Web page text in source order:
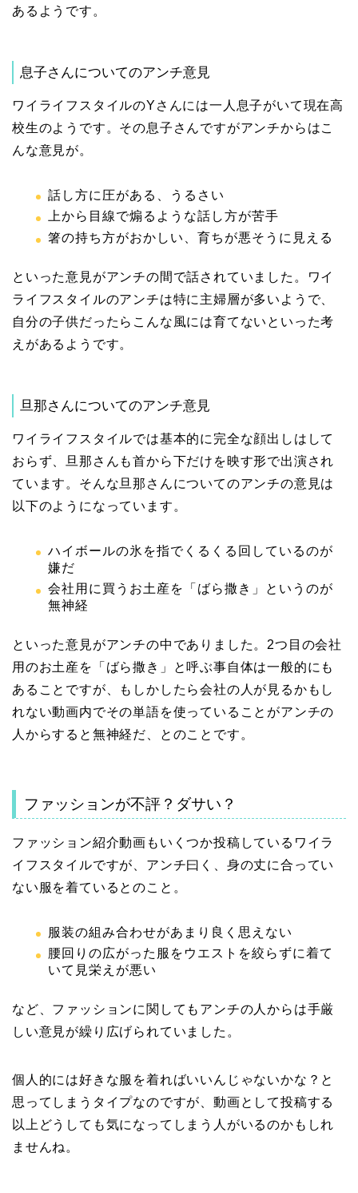
あるようです。
息子さんについてのアンチ意見
ワイライフスタイルのYさんには一人息子がいて現在高
校生のようです。その息子さんですがアンチからはこ
んな意見が。
話し方に圧がある、うるさい
上から目線で煽るような話し方が苦手
箸の持ち方がおかしい、育ちが悪そうに見える
といった意見がアンチの間で話されていました。ワイ
ライフスタイルのアンチは特に主婦層が多いようで、
自分の子供だったらこんな風には育てないといった考
えがあるようです。
旦那さんについてのアンチ意見
ワイライフスタイルでは基本的に完全な顔出しはして
おらず、旦那さんも首から下だけを映す形で出演され
ています。そんな旦那さんについてのアンチの意見は
以下のようになっています。
ハイボールの氷を指でくるくる回しているのが
嫌だ
会社用に買うお土産を「ばら撒き」というのが
無神経
といった意見がアンチの中でありました。2つ目の会社
用のお土産を「ばら撒き」と呼ぶ事自体は一般的にも
あることですが、もしかしたら会社の人が見るかもし
れない動画内でその単語を使っていることがアンチの
人からすると無神経だ、とのことです。
ファッションが不評？ダサい？
ファッション紹介動画もいくつか投稿しているワイラ
イフスタイルですが、アンチ曰く、身の丈に合ってい
ない服を着ているとのこと。
服装の組み合わせがあまり良く思えない
腰回りの広がった服をウエストを絞らずに着て
いて見栄えが悪い
など、ファッションに関してもアンチの人からは手厳
しい意見が繰り広げられていました。
個人的には好きな服を着ればいいんじゃないかな？と
思ってしまうタイプなのですが、動画として投稿する
以上どうしても気になってしまう人がいるのかもしれ
ませんね。